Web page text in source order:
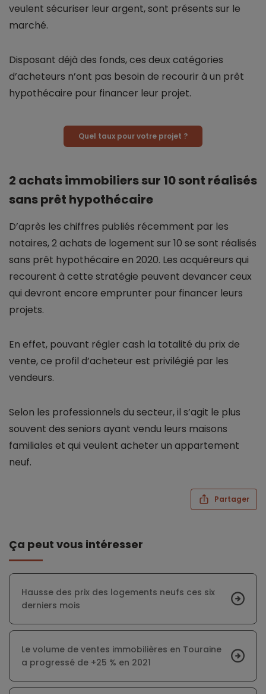
veulent sécuriser leur argent, sont présents sur le
marché.
Disposant déjà des fonds, ces deux catégories
d’acheteurs n’ont pas besoin de recourir à un prêt
hypothécaire pour financer leur projet.
Quel taux pour votre projet ?
2 achats immobiliers sur 10 sont réalisés
sans prêt hypothécaire
D’après les chiffres publiés récemment par les
notaires, 2 achats de logement sur 10 se sont réalisés
sans prêt hypothécaire en 2020. Les acquéreurs qui
recourent à cette stratégie peuvent devancer ceux
qui devront encore emprunter pour financer leurs
projets.
En effet, pouvant régler cash la totalité du prix de
vente, ce profil d’acheteur est privilégié par les
vendeurs.
Selon les professionnels du secteur, il s’agit le plus
souvent des seniors ayant vendu leurs maisons
familiales et qui veulent acheter un appartement
neuf.
Partager
Ça peut vous intéresser
Hausse des prix des logements neufs ces six
derniers mois
Le volume de ventes immobilières en Touraine
a progressé de +25 % en 2021